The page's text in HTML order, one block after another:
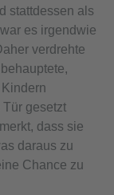
stattdessen als
es irgendwie
verdrehte
gesetzt
dass sie
daraus zu
Chance zu